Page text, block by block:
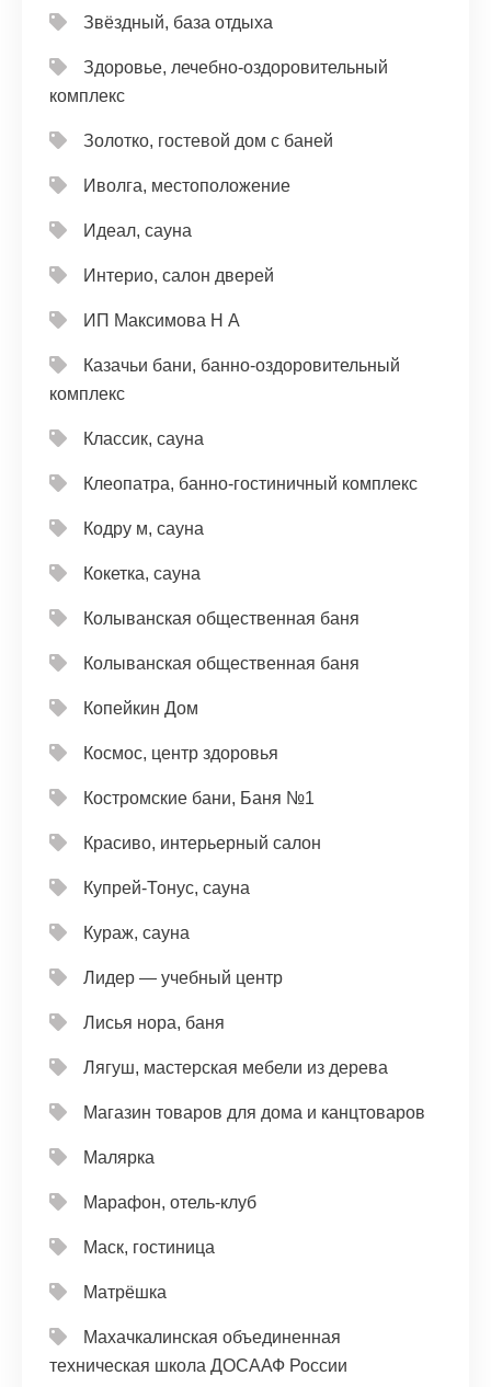
Звёздный, база отдыха
Здоровье, лечебно-оздоровительный
комплекс
Золотко, гостевой дом с баней
Иволга, местоположение
Идеал, сауна
Интерио, салон дверей
ИП Максимова Н А
Казачьи бани, банно-оздоровительный
комплекс
Классик, сауна
Клеопатра, банно-гостиничный комплекс
Кодру м, сауна
Кокетка, сауна
Колыванская общественная баня
Колыванская общественная баня
Копейкин Дом
Космос, центр здоровья
Костромские бани, Баня №1
Красиво, интерьерный салон
Купрей-Тонус, сауна
Кураж, сауна
Лидер — учебный центр
Лисья нора, баня
Лягуш, мастерская мебели из дерева
Магазин товаров для дома и канцтоваров
Малярка
Марафон, отель-клуб
Маск, гостиница
Матрёшка
Махачкалинская объединенная
техническая школа ДОСААФ России